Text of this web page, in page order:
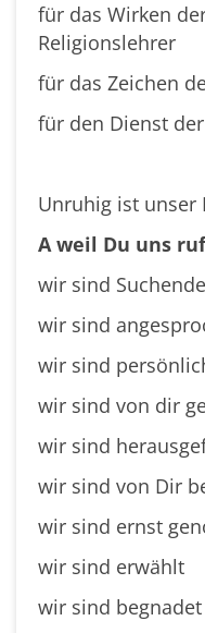
für das Wirken
Religionslehrer
für das Zeichen
für den Dienst
Unruhig ist unser
A weil Du uns
wir sind
wir sind
wir sind
wir sind von dir
wir sind
wir sind von Dir
wir sind ernst
wir sind erwählt
wir sind begnadet